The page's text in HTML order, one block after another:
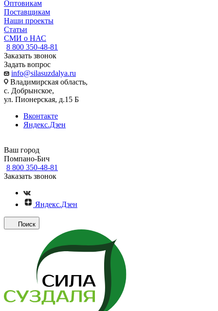
Оптовикам
Поставщикам
Наши проекты
Статьи
СМИ о НАС
8 800 350-48-81
Заказать звонок
Задать вопрос
info@silasuzdalya.ru
Владимирская область,
с. Добрынское,
ул. Пионерская, д.15 Б
Вконтакте
Яндекс.Дзен
Ваш город
Помпано-Бич
8 800 350-48-81
Заказать звонок
Яндекс.Дзен
Поиск